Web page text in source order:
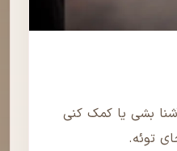
بشی یا کمک کنی
توئه.